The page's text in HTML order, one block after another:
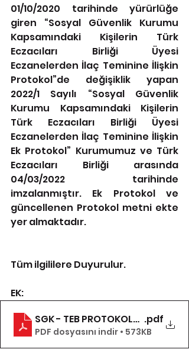
01/10/2020 tarihinde yürürlüğe
giren “Sosyal Güvenlik Kurumu
Kapsamındaki Kişilerin Türk
Eczacıları Birliği Üyesi
Eczanelerden İlaç Teminine İlişkin
Protokol”de değişiklik yapan
2022/1 Sayılı “Sosyal Güvenlik
Kurumu Kapsamındaki Kişilerin
Türk Eczacıları Birliği Üyesi
Eczanelerden İlaç Teminine İlişkin
Ek Protokol” Kurumumuz ve Türk
Eczacıları Birliği arasında
04/03/2022 tarihinde
imzalanmıştır. Ek Protokol ve
güncellenen Protokol metni ekte
yer almaktadır.
Tüm ilgililere Duyurulur.
EK:
SGK - TEB PROTOKOLÜ (2022-1
.pdf
PDF dosyasını indir • 573KB